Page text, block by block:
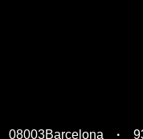
08003Barcelona